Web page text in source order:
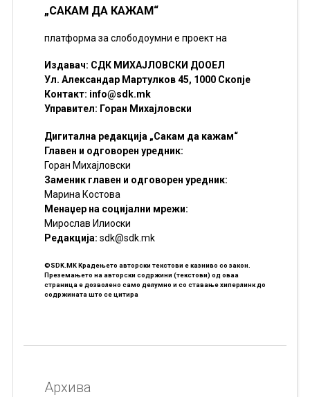
„САКАМ ДА КАЖАМ“
платформа за слободоумни е проект на
Издавач: СДК МИХАЈЛОВСКИ ДООЕЛ
Ул. Александар Мартулков 45, 1000 Скопје
Контакт: info@sdk.mk
Управител: Горан Михајловски
Дигитална редакција „Сакам да кажам“
Главен и одговорен уредник:
Горан Михајловски
Заменик главен и одговорен уредник:
Марина Костова
Менаџер на социјални мрежи:
Мирослав Илиоски
Редакцијa: sdk@sdk.mk
©SDK.MK Крадењето авторски текстови е казниво со закон.
Преземањето на авторски содржини (текстови) од оваа
страница е дозволено само делумно и со ставање хиперлинк до
содржината што се цитира
Архива